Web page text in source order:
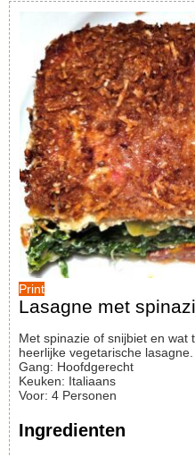
Print
Lasagne met
Met spinazie of snijbiet en wat tomaten maak je snel een
heerlijke vegetarische lasagne.
Gang: Hoofdgerecht
Keuken: Italiaans
Voor: 4 Personen
Ingredienten